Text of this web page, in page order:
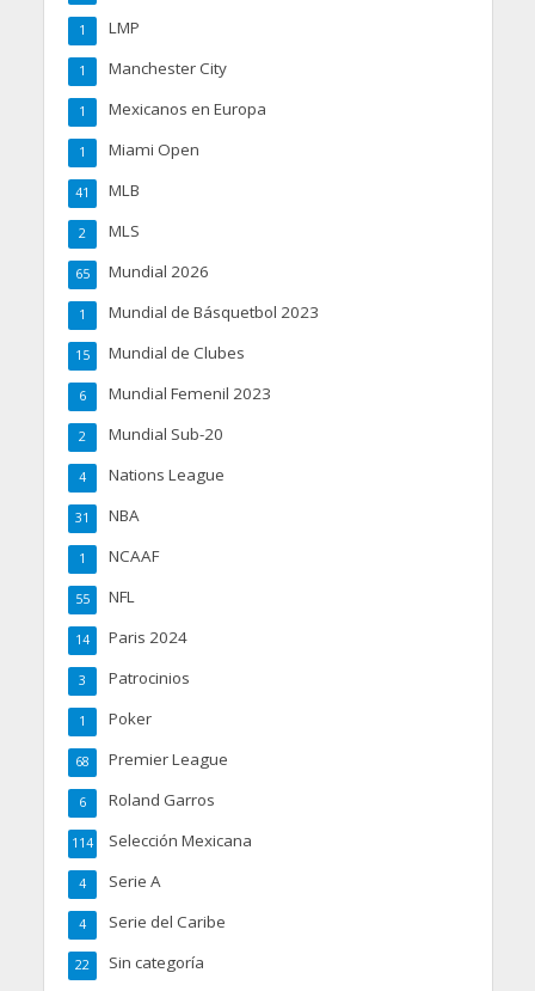
LMP
1
Manchester City
1
Mexicanos en Europa
1
Miami Open
1
MLB
41
MLS
2
Mundial 2026
65
Mundial de Básquetbol 2023
1
Mundial de Clubes
15
Mundial Femenil 2023
6
Mundial Sub-20
2
Nations League
4
NBA
31
NCAAF
1
NFL
55
Paris 2024
14
Patrocinios
3
Poker
1
Premier League
68
Roland Garros
6
Selección Mexicana
114
Serie A
4
Serie del Caribe
4
Sin categoría
22